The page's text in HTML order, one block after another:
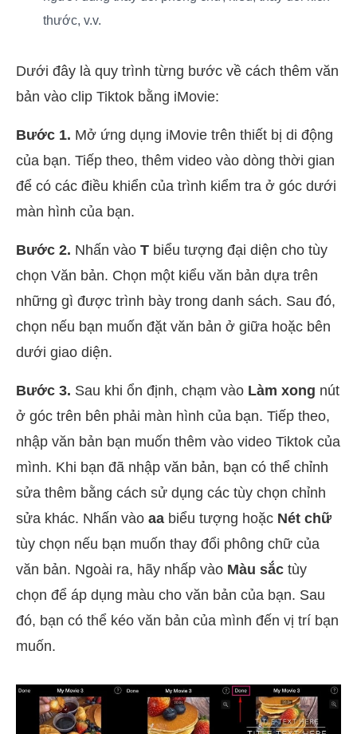
thước, v.v.
Dưới đây là quy trình từng bước về cách thêm văn
bản vào clip Tiktok bằng iMovie:
Bước 1. Mở ứng dụng iMovie trên thiết bị di động
của bạn. Tiếp theo, thêm video vào dòng thời gian
để có các điều khiển của trình kiểm tra ở góc dưới
màn hình của bạn.
Bước 2. Nhấn vào T biểu tượng đại diện cho tùy
chọn Văn bản. Chọn một kiểu văn bản dựa trên
những gì được trình bày trong danh sách. Sau đó,
chọn nếu bạn muốn đặt văn bản ở giữa hoặc bên
dưới giao diện.
Bước 3. Sau khi ổn định, chạm vào Làm xong nút
ở góc trên bên phải màn hình của bạn. Tiếp theo,
nhập văn bản bạn muốn thêm vào video Tiktok của
mình. Khi bạn đã nhập văn bản, bạn có thể chỉnh
sửa thêm bằng cách sử dụng các tùy chọn chỉnh
sửa khác. Nhấn vào aa biểu tượng hoặc Nét chữ
tùy chọn nếu bạn muốn thay đổi phông chữ của
văn bản. Ngoài ra, hãy nhấp vào Màu sắc tùy
chọn để áp dụng màu cho văn bản của bạn. Sau
đó, bạn có thể kéo văn bản của mình đến vị trí bạn
muốn.